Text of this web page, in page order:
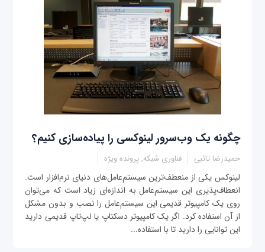
چگونه یک وب‌سرور لینوکسی را پیاده‌سازی کنیم؟
حمیدرضا تائبی فناوری شبکه, پرونده ویژه
‌لینوکس یکی از منعطف‌ترین سیستم‌عامل‌های دنیای نرم‌افزار است.
انعطاف‌پذیری این سیستم‌عامل به اندازه‌ای زیاد است که می‌توان
روی یک کامپیوتر قدیمی این سیستم‌عامل را نصب و بدون مشکل
از آن استفاده کرد. اگر یک کامپیوتر دسکتاپ یا لپ‌تاپ‌ قدیمی دارید
این توانایی را دارید تا با استفاده...